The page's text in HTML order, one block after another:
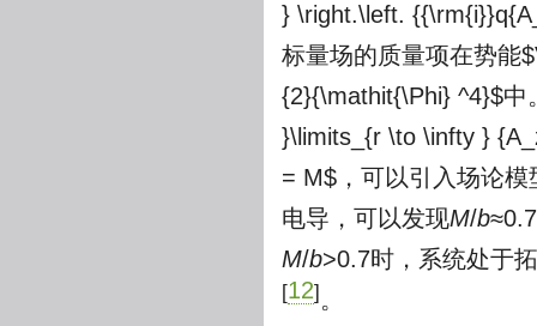
} \right.\left.
标量场的质量项在势能
{2}{\mathit{\Phi} ^4}$中
}\limits_{r \to \infty }
= M$，可以引入场论
电导，可以发现M/b
M/b>0.7时，系统处于
[12] 。